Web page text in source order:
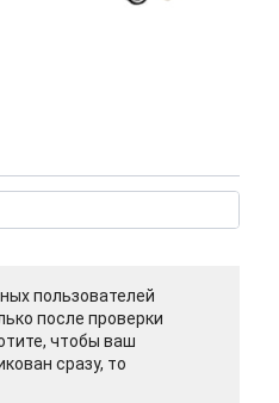
пользователей
после проверки
чтобы ваш
сразу, то